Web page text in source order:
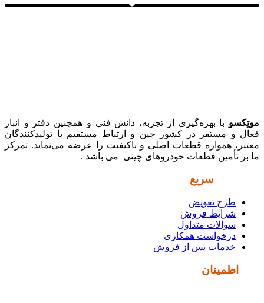
موتِکسو با بهره‌گیری از تجربه، دانش فنی و همچنین دفتر و انبار
فعال و مستقر در کشور چین و ارتباط مستقیم با تولیدکنندگان
معتبر، همواره قطعات اصلی و باکیفیت را عرضه می‌نماید. تمرکز
ما بر تأمین قطعات خودروهای چینی می باشد .
سریع
طرح تعویض
شرایط فروش
سوالات متداول
درخواست همکاری
خدمات پس از فروش
اطمینان